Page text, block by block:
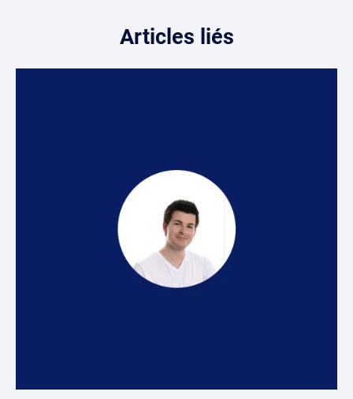
Articles liés